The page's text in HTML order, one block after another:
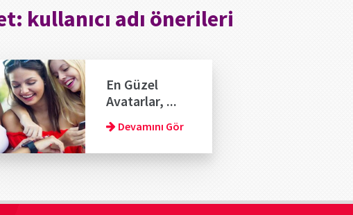
kullanıcı adı önerileri
En Güzel
Avatarlar, ...
Devamını Gör